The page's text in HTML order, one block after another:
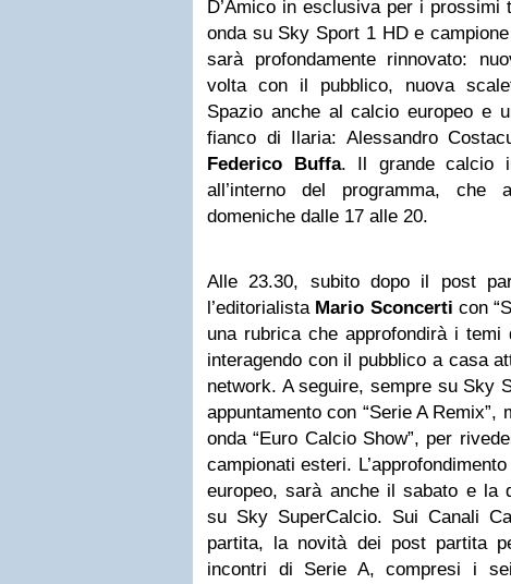
D’Amico in esclusiva per i prossimi
onda su Sky Sport 1 HD e
sarà profondamente rinnovato:
volta con il pubblico, nuova
Spazio anche al calcio europeo e
fianco di Ilaria: Alessandro
Federico Buffa. Il grande calcio
all’interno del programma,
domeniche dalle 17 alle 20.
Alle 23.30, subito dopo il post
l’editorialista Mario Sconcerti con
una rubrica che approfondirà i temi
interagendo con il pubblico a casa
network. A seguire, sempre su Sky
appuntamento con “Serie A Remix”,
onda “Euro Calcio Show”, per
campionati esteri.
europeo, sarà anche il sabato e la
su Sky SuperCalcio. Sui Canali
partita, la novità dei post partita
incontri di Serie A, compresi i